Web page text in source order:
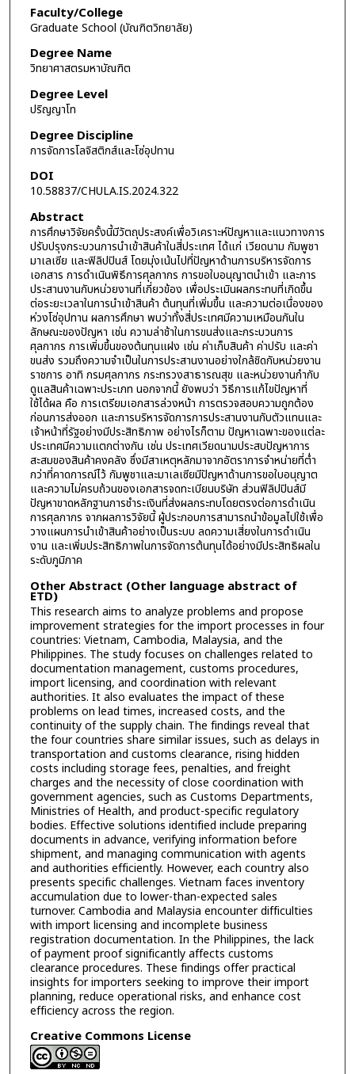
Faculty/College
Graduate School (บัณฑิตวิทยาลัย)
Degree Name
วิทยาศาสตรมหาบัณฑิต
Degree Level
ปริญญาโท
Degree Discipline
การจัดการโลจิสติกส์และโซ่อุปทาน
DOI
10.58837/CHULA.IS.2024.322
Abstract
การศึกษาวิจัยครั้งนี้มีวัตถุประสงค์เพื่อวิเคราะห์ปัญหาและแนวทางการ
ปรับปรุงกระบวนการนำเข้าสินค้าในสี่ประเทศ ได้แก่ เวียดนาม กัมพูชา
มาเลเซีย และฟิลิปปินส์ โดยมุ่งเน้นไปที่ปัญหาด้านการบริหารจัดการ
เอกสาร การดำเนินพิธีการศุลกากร การขอใบอนุญาตนำเข้า และการ
ประสานงานกับหน่วยงานที่เกี่ยวข้อง เพื่อประเมินผลกระทบที่เกิดขึ้น
ต่อระยะเวลาในการนำเข้าสินค้า ต้นทุนที่เพิ่มขึ้น และความต่อเนื่องของ
ห่วงโซ่อุปทาน ผลการศึกษา พบว่าทั้งสี่ประเทศมีความเหมือนกันใน
ลักษณะของปัญหา เช่น ความล่าช้าในการขนส่งและกระบวนการ
ศุลกากร การเพิ่มขึ้นของต้นทุนแฝง เช่น ค่าเก็บสินค้า ค่าปรับ และค่า
ขนส่ง รวมถึงความจำเป็นในการประสานงานอย่างใกล้ชิดกับหน่วยงาน
ราชการ อาทิ กรมศุลกากร กระทรวงสาธารณสุข และหน่วยงานกำกับ
ดูแลสินค้าเฉพาะประเภท นอกจากนี้ ยังพบว่า วิธีการแก้ไขปัญหาที่
ใช้ได้ผล คือ การเตรียมเอกสารล่วงหน้า การตรวจสอบความถูกต้อง
ก่อนการส่งออก และการบริหารจัดการการประสานงานกับตัวแทนและ
เจ้าหน้าที่รัฐอย่างมีประสิทธิภาพ อย่างไรก็ตาม ปัญหาเฉพาะของแต่ละ
ประเทศมีความแตกต่างกัน เช่น ประเทศเวียดนามประสบปัญหาการ
สะสมของสินค้าคงคลัง ซึ่งมีสาเหตุหลักมาจากอัตราการจำหน่ายที่ต่ำ
กว่าที่คาดการณ์ไว้ กัมพูชาและมาเลเซียมีปัญหาด้านการขอใบอนุญาต
และความไม่ครบถ้วนของเอกสารจดทะเบียนบริษัท ส่วนฟิลิปปินส์มี
ปัญหาขาดหลักฐานการชำระเงินที่ส่งผลกระทบโดยตรงต่อการดำเนิน
การศุลกากร จากผลการวิจัยนี้ ผู้ประกอบการสามารถนำข้อมูลไปใช้เพื่อ
วางแผนการนำเข้าสินค้าอย่างเป็นระบบ ลดความเสี่ยงในการดำเนิน
งาน และเพิ่มประสิทธิภาพในการจัดการต้นทุนได้อย่างมีประสิทธิผลใน
ระดับภูมิภาค
Other Abstract (Other language abstract of
ETD)
This research aims to analyze problems and propose
improvement strategies for the import processes in four
countries: Vietnam, Cambodia, Malaysia, and the
Philippines. The study focuses on challenges related to
documentation management, customs procedures,
import licensing, and coordination with relevant
authorities. It also evaluates the impact of these
problems on lead times, increased costs, and the
continuity of the supply chain. The findings reveal that
the four countries share similar issues, such as delays in
transportation and customs clearance, rising hidden
costs including storage fees, penalties, and freight
charges and the necessity of close coordination with
government agencies, such as Customs Departments,
Ministries of Health, and product-specific regulatory
bodies. Effective solutions identified include preparing
documents in advance, verifying information before
shipment, and managing communication with agents
and authorities efficiently. However, each country also
presents specific challenges. Vietnam faces inventory
accumulation due to lower-than-expected sales
turnover. Cambodia and Malaysia encounter difficulties
with import licensing and incomplete business
registration documentation. In the Philippines, the lack
of payment proof significantly affects customs
clearance procedures. These findings offer practical
insights for importers seeking to improve their import
planning, reduce operational risks, and enhance cost
efficiency across the region.
Creative Commons License